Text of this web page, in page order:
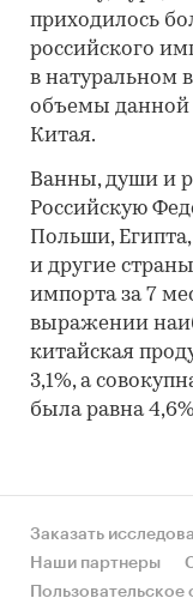
приходилось
российского
в натуральном
объемы данной
Китая.
Ванны, души и
Российскую
Польши,
и другие
импорта за 7
выражении
китайская
3,1%, а
была равна
Заказать
Наши партнеры